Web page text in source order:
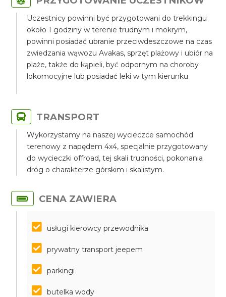
Uczestnicy powinni być przygotowani do trekkingu
około 1 godziny w terenie trudnym i mokrym,
powinni posiadać ubranie przeciwdeszczowe na czas
zwiedzania wąwozu Avakas, sprzęt plażowy i ubiór na
plaże, także do kąpieli, być odpornym na choroby
lokomocyjne lub posiadać leki w tym kierunku
TRANSPORT
Wykorzystamy na naszej wycieczce samochód
terenowy z napędem 4x4, specjalnie przygotowany
do wycieczki offroad, tej skali trudności, pokonania
dróg o charakterze górskim i skalistym.
CENA ZAWIERA
usługi kierowcy przewodnika
prywatny transport jeepem
parkingi
butelka wody